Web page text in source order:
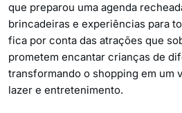
que preparou uma agenda
brincadeiras e experiências para
fica por conta das atrações que
prometem encantar crianças de
transformando o shopping em um
lazer e entretenimento.